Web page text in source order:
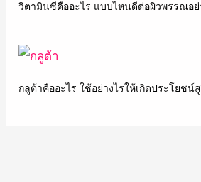
วิตามินซีคืออะไร แบบไหนดีต่อผิวพรรณอย่
กลูต้าคืออะไร ใช้อย่างไรให้เกิดประโยชน์